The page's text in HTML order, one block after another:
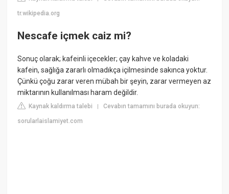
tr.wikipedia.org
Nescafe içmek caiz mi?
Sonuç olarak; kafeinli içecekler; çay kahve ve koladaki
kafein, sağlığa zararlı olmadıkça içilmesinde sakınca yoktur.
Çünkü çoğu zarar veren mübah bir şeyin, zarar vermeyen az
miktarının kullanılması haram değildir.
Kaynak kaldırma talebi |Cevabın tamamını burada okuyun:
sorularlaislamiyet.com